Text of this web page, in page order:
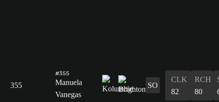
355
#355
Manuela
Vanegas
SO
CLK
82
RCH
80